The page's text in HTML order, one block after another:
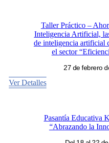
Taller Práctico –
Inteligencia Artificial,
de inteligencia artificial
el sector
27 de febrero
Ver Detalles
Pasantía Educativa
“Abrazando la